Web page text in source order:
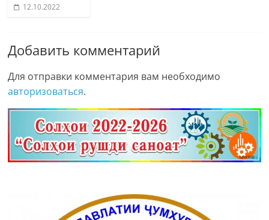
12.10.2022
Добавить комментарий
Для отправки комментария вам необходимо
авторизоваться.